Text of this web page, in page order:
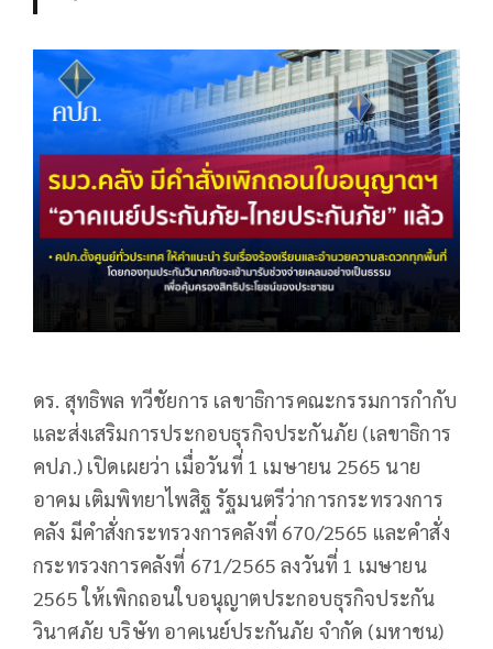
ดร. สุทธิพล ทวีชัยการ เลขาธิการคณะกรรมการกำกับ
และส่งเสริมการประกอบธุรกิจประกันภัย (เลขาธิการ
คปภ.) เปิดเผยว่า เมื่อวันที่ 1 เมษายน 2565 นาย
อาคม เติมพิทยาไพสิฐ รัฐมนตรีว่าการกระทรวงการ
คลัง มีคำสั่งกระทรวงการคลังที่ 670/2565 และคำสั่ง
กระทรวงการคลังที่ 671/2565 ลงวันที่ 1 เมษายน
2565 ให้เพิกถอนใบอนุญาตประกอบธุรกิจประกัน
วินาศภัย บริษัท อาคเนย์ประกันภัย จำกัด (มหาชน)